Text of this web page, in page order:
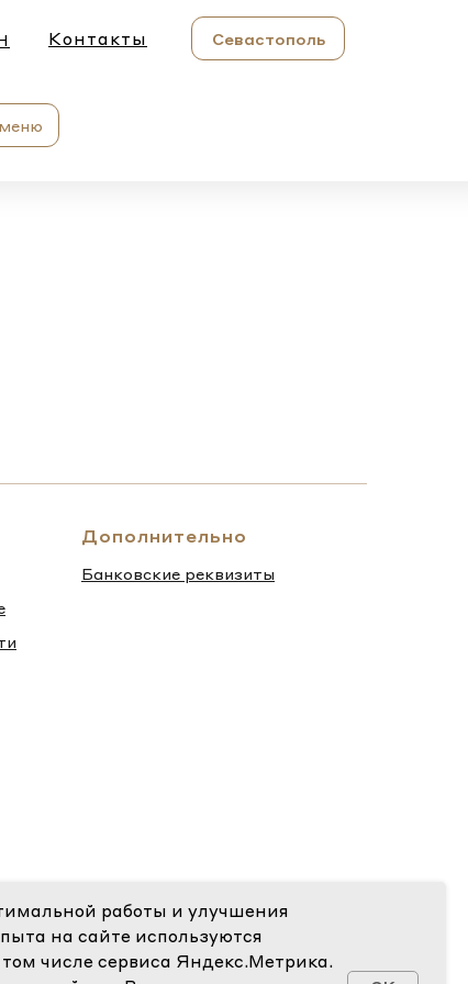
Контакты Севастополь
Дополнительно
Банковские реквизиты
работы и улучшения
на сайте используются
том числе сервиса Яндекс.Метрика.